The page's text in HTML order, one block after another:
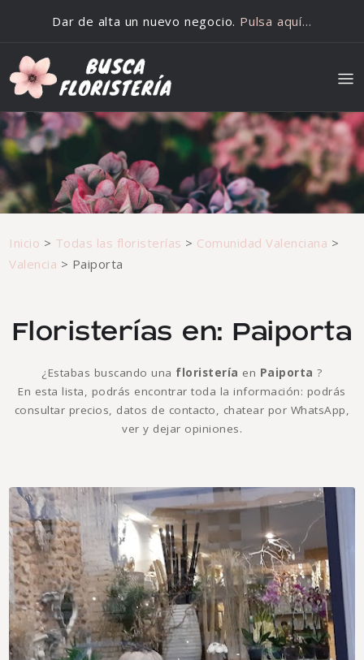
Dar de alta un nuevo negocio. Pulsa aquí…
Inicio > Todas las floristerías > Comunidad Valenciana >
Valencia > Paiporta
Floristerías en: Paiporta
¿Estabas buscando una floristería en Paiporta?
En esta lista, podrás encontrar toda la información: podrás
consultar precios, datos de contacto, chatear por WhatsApp,
ver y dejar opiniones.